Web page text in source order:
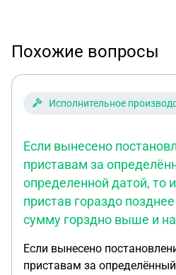
Похожие вопросы
Исполнительное
Если вынесено
приставам за
определенной датой, то
пристав гораздо
сумму горздно выше и
Если вынесено
приставам за